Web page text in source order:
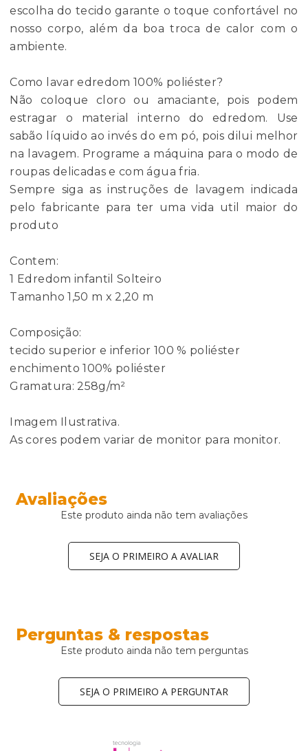
escolha do tecido garante o toque confortável no
nosso corpo, além da boa troca de calor com o
ambiente.
Como lavar edredom 100% poliéster?
Não coloque cloro ou amaciante, pois podem
estragar o material interno do edredom. Use
sabão líquido ao invés do em pó, pois dilui melhor
na lavagem. Programe a máquina para o modo de
roupas delicadas e com água fria.
Sempre siga as instruções de lavagem indicada
pelo fabricante para ter uma vida util maior do
produto
Contem:
1 Edredom infantil Solteiro
Tamanho 1,50 m x 2,20 m
Composição:
tecido superior e inferior 100 % poliéster
enchimento 100% poliéster
Gramatura: 258g/m²
Imagem Ilustrativa.
As cores podem variar de monitor para monitor.
Avaliações
Este produto ainda não tem avaliações
SEJA O PRIMEIRO A AVALIAR
Perguntas & respostas
Este produto ainda não tem perguntas
SEJA O PRIMEIRO A PERGUNTAR